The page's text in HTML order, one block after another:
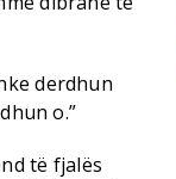
derdhun
o.”
të fjalës